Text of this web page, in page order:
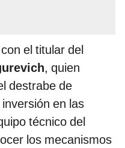
el titular del
, quien
destrabe de
en las
técnico del
los mecanismos